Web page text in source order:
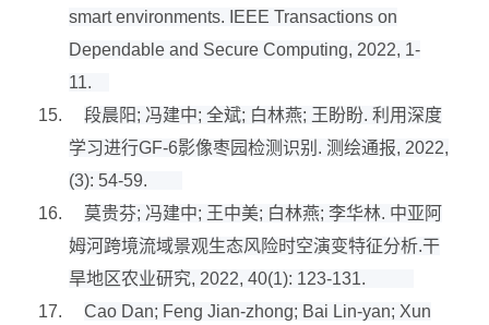
smart environments. IEEE Transactions on
Dependable and Secure Computing, 2022, 1-
11.
15.
段晨阳; 冯建中; 全斌; 白林燕; 王盼盼. 利用深度
学习进行GF-6影像枣园检测识别 .测绘通报, 2022,
(3): 54-59.
16.
莫贵芬; 冯建中; 王中美; 白林燕; 李华林. 中亚阿
姆河跨境流域景观生态风险时空演变特征分析.干
旱地区农业研究, 2022, 40(1): 123-131.
17.
Cao Dan; Feng Jian-zhong; Bai Lin-yan; Xun